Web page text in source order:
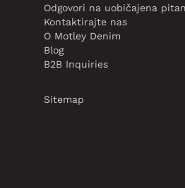
Odgovori na uobičajena
Kontaktirajte nas
O Motley Denim
Blog
B2B Inquiries
Sitemap